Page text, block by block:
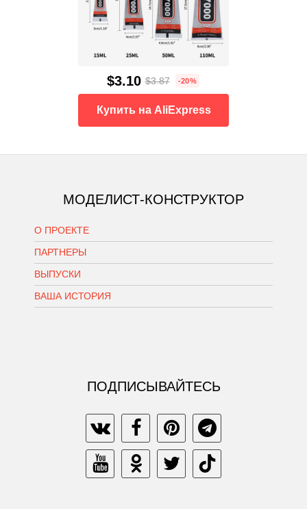
$3.10 $3.87 -20%
Купить на AliExpress
МОДЕЛИСТ-КОНСТРУКТОР
О ПРОЕКТЕ
ПАРТНЕРЫ
ВЫПУСКИ
ВАША ИСТОРИЯ
ПОДПИСЫВАЙТЕСЬ